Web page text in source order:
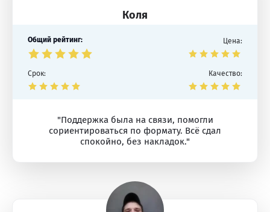
Коля
Общий рейтинг: Цена:
Срок: Качество:
"Поддержка была на связи, помогли
сориентироваться по формату. Всё сдал
спокойно, без накладок."